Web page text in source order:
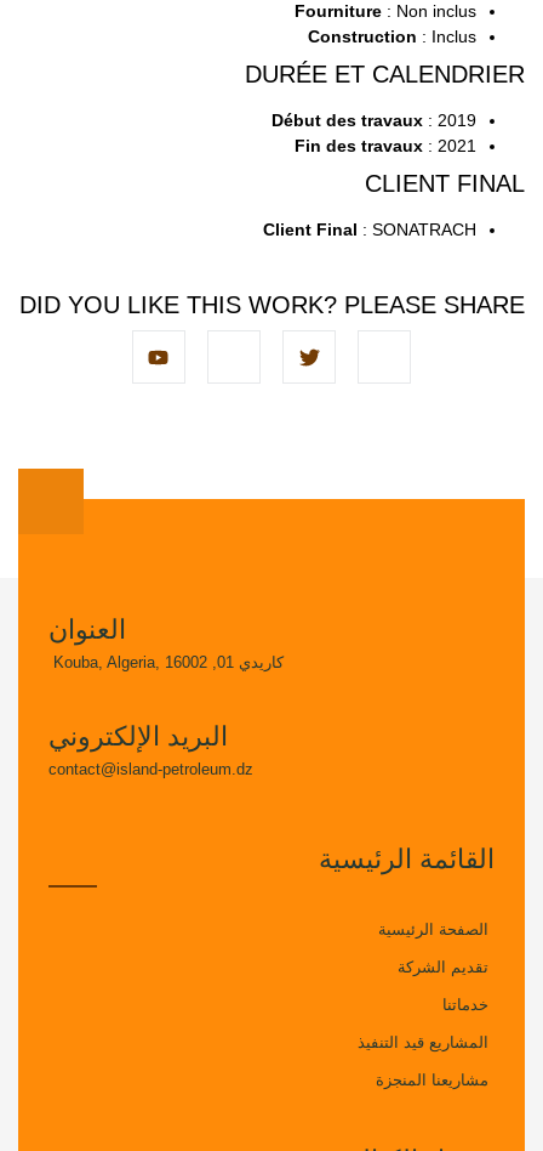
Fourniture : Non inclus
Construction : Inclus
DURÉE ET CALENDRIER
Début des travaux : 2019
Fin des travaux : 2021
CLIENT FINAL
Client Final : SONATRACH
DID YOU LIKE THIS WORK? PLEASE SHARE
العنوان
كاريدي 01, Kouba, Algeria, 16002
البريد الإلكتروني
contact@island-petroleum.dz
القائمة الرئيسية
الصفحة الرئيسية
تقديم الشركة
خدماتنا
المشاريع قيد التنفيذ
مشاريعنا المنجزة